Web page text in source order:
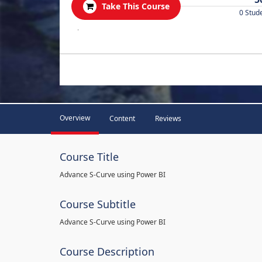
Take This Course
0
.
Overview Content Reviews
Course Title
Advance S-Curve using Power BI
Course Subtitle
Advance S-Curve using Power BI
Course Description